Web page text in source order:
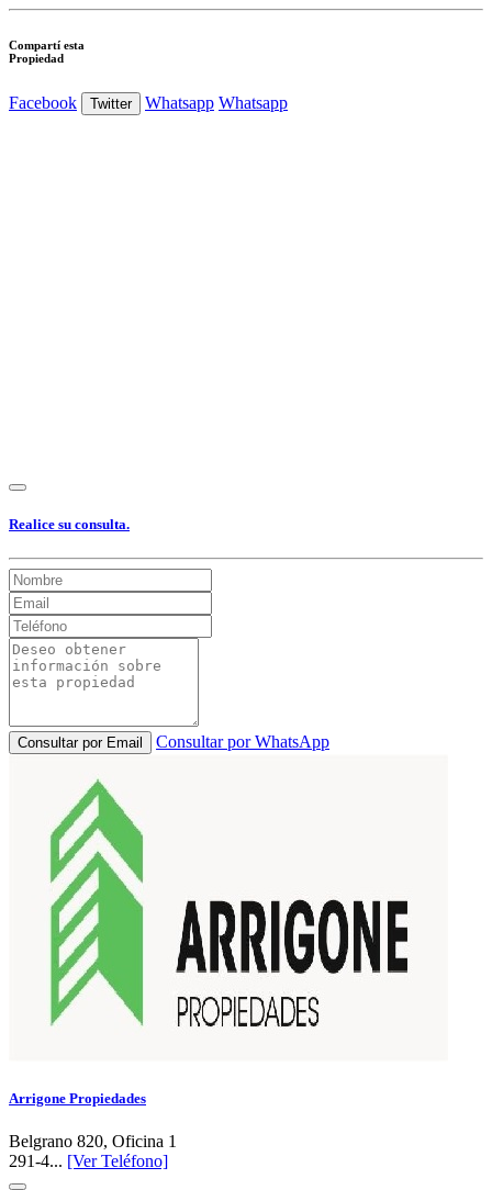
Compartí esta
Propiedad
Facebook Twitter Whatsapp Whatsapp
Realice su consulta.
Consultar por Email Consultar por WhatsApp
Arrigone Propiedades
Belgrano 820, Oficina 1
291-4... [Ver Teléfono]